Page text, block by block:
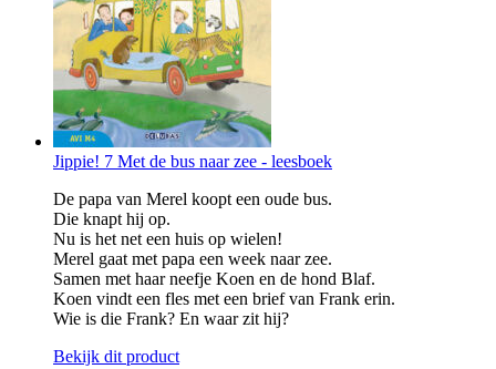
Jippie! 7 Met de bus naar zee - leesboek
De papa van Merel koopt een oude bus.
Die knapt hij op.
Nu is het net een huis op wielen!
Merel gaat met papa een week naar zee.
Samen met haar neefje Koen en de hond Blaf.
Koen vindt een fles met een brief van Frank erin.
Wie is die Frank? En waar zit hij?
Bekijk dit product